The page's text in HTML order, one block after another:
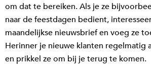
om dat te bereiken. Als je ze
naar de feestdagen bedient,
maandelijkse nieuwsbrief en voeg ze
Herinner je nieuwe klanten regelmatig
en prikkel ze om bij je terug te komen.